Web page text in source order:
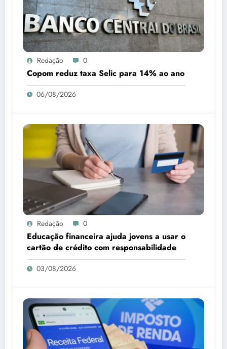
Redação 0
Copom reduz taxa Selic para 14% ao ano
06/08/2026
Redação 0
Educação financeira ajuda jovens a usar o
cartão de crédito com responsabilidade
03/08/2026